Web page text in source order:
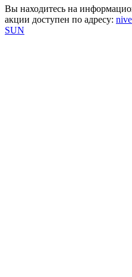
Вы находитесь на
акции доступен по адресу:
SUN